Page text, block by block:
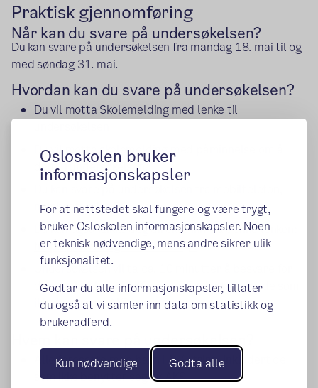
Osloskolen bruker
informasjonskapsler
For at nettstedet skal fungere og være trygt,
bruker Osloskolen informasjonskapsler. Noen
er teknisk nødvendige, mens andre sikrer ulik
funksjonalitet.
Godtar du alle informasjonskapsler, tillater
du også at vi samler inn data om statistikk og
brukeradferd.
Kun nødvendige Godta alle
Praktisk gjennomføring
Når kan du svare på undersøkelsen?
Du kan svare på undersøkelsen fra mandag 18. mai til og
med søndag 31. mai.
Hvordan kan du svare på undersøkelsen?
Du vil motta Skolemelding med lenke til
Du vil motta skolemelding med påminnelse om å
delta i undersøkelsen.
Du kan svare på undersøkelsen fra mobiltelefon,
nettbrett eller PC.
Du kan også klikke deg direkte inn via denne lenken:
https://www.digiaks.no/aks/
(ekstern lenke)
Undersøkelsen vil ta ca. 10 minutter å besvare for
de som har barn i AKS, og ca. 5 minutter for de som
ikke har barn i AKS.
Hvem kan svare på undersøkelsen?
Alle foresatte med barn i 1.-4. trinn, inkludert de
som ikke benytter seg av AKS.